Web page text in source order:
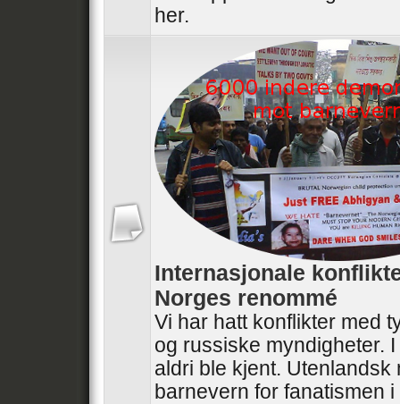
her.
Internasjonale
Norges renommé
Vi har hatt konflikter med
og russiske myndigheter.
aldri ble kjent.
barnevern for fanatismen